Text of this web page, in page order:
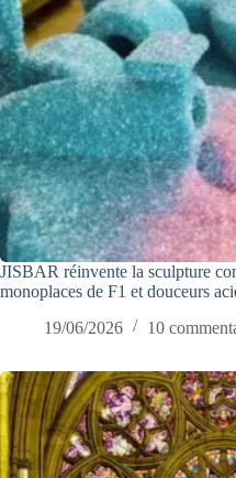
JISBAR réinvente la sculpture
monoplaces de F1 et douceurs
19/06/2026
10